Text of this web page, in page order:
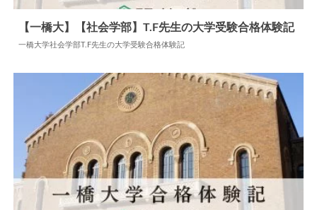
【一橋大】【社会学部】T.F先生の大学受験合格体験記
一橋大学社会学部T.F先生の大学受験合格体験記